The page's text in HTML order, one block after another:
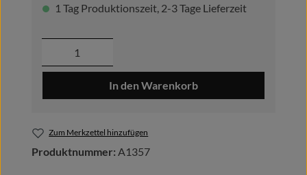
1 Tag Produktionszeit, 2-3 Tage Lieferzeit
Produkt Anzahl: Gib den gewünschten
In den Warenkorb
Zum Merkzettel hinzufügen
Produktnummer: A1357